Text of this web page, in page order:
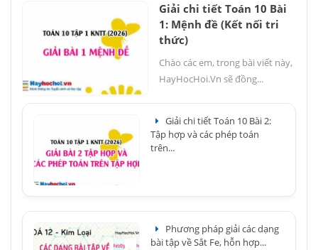
Giải chi tiết Toán 10 Bài
1: Mệnh đề (Kết nối tri
thức)
Chào các em, trong bài viết này,
HayHocHoi.Vn sẽ đồng...
Giải chi tiết Toán 10 Bài 2:
Tập hợp và các phép toán
trên...
Phương pháp giải các dạng
bài tập về Sắt Fe, hỗn hợp...